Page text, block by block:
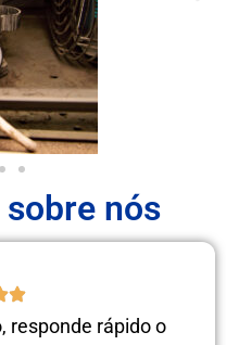
nós
responde rápido o